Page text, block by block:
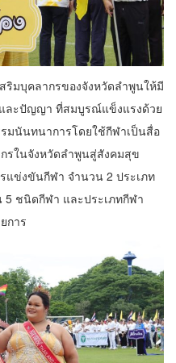
ริมบุคลากรของจังหวัดลำพูนให้มี
และปัญญา ที่สมบูรณ์แข็งแรงด้วย
มนันทนาการโดยใช้กีฬาเป็นสื่อ
ในจังหวัดลำพูนสู่สังคมสุข
แข่งขันกีฬา จำนวน 2 ประเภท
5 ชนิดกีฬา และประเภทกีฬา
การ